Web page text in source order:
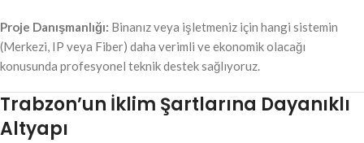
Proje Danışmanlığı: Binanız veya işletmeniz için hangi sistemin
(Merkezi, IP veya Fiber) daha verimli ve ekonomik olacağı
konusunda profesyonel teknik destek sağlıyoruz.
Trabzon’un İklim Şartlarına Dayanıklı
Altyapı